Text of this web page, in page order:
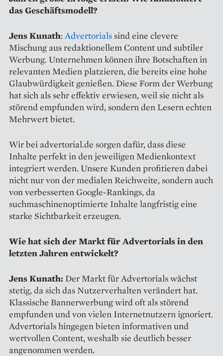
das Geschäftsmodell?
Jens Kunath:Advertorialssind eine clevere
Mischung aus redaktionellem Content und subtiler
Werbung. Unternehmen können ihre Botschaften in
relevanten Medien platzieren, die bereits eine hohe
Glaubwürdigkeit genießen. Diese Form der Werbung
hat sich als sehr effektiv erwiesen, weil sie nicht als
störend empfunden wird, sondern den Lesern echten
Mehrwert bietet.
Wir bei advertorial.de sorgen dafür, dass diese
Inhalte perfekt in den jeweiligen Medienkontext
integriert werden. Unsere Kunden profitieren dabei
nicht nur von der medialen Reichweite, sondern auch
von verbesserten Google-Rankings, da
suchmaschinenoptimierte Inhalte langfristig eine
starke Sichtbarkeit erzeugen.
Wie hat sich der Markt für Advertorials in den
letzten Jahren entwickelt?
Jens Kunath: Der Markt für Advertorials wächst
stetig, da sich das Nutzerverhalten verändert hat.
Klassische Bannerwerbung wird oft als störend
empfunden und von vielen Internetnutzern ignoriert.
Advertorials hingegen bieten informativen und
wertvollen Content, weshalb sie deutlich besser
angenommen werden.